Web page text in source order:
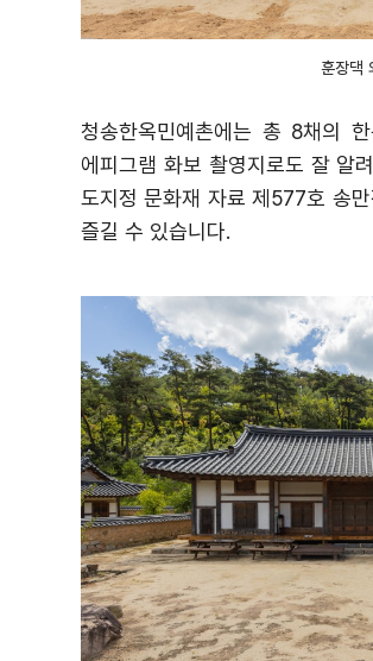
훈장댁
청송한옥민예촌에는 총 8채의
에피그램 화보 촬영지로도 잘 알
도지정 문화재 자료 제 577호 송
즐길 수 있습니다.